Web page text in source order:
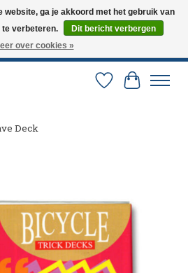
Snelle verzending via PostNL en DHL.
of mail om een afspraak te maken. 0251-
Verlanglijst
Deck
website, ga je akkoord met het gebruik van
te verbeteren.
Dit bericht verbergen
over cookies »